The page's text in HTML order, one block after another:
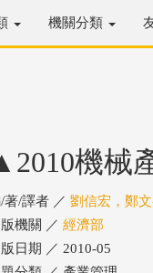
機關分類
機械
著/譯者 ／ 劉信宏，鄭
機關 ／ 經濟部
日期 ／ 2010-05